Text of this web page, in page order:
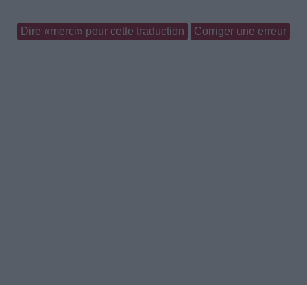
Dire «merci» pour cette traduction Corriger une erreur